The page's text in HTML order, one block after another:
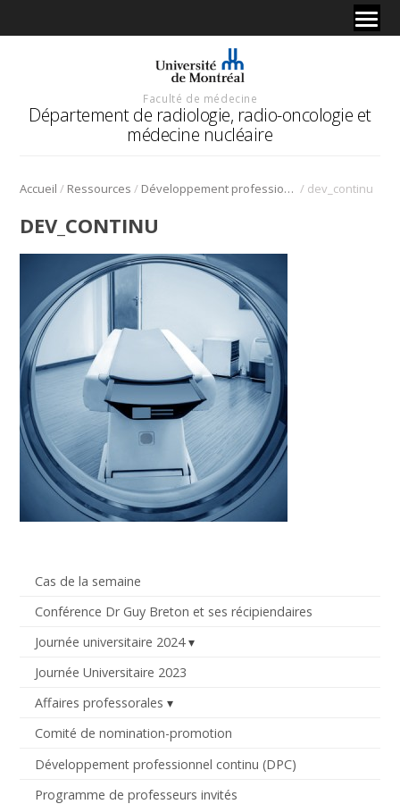
Faculté de médecine
Département de radiologie, radio-oncologie et
médecine nucléaire
Accueil / Ressources / Développement professionnel continu (DPC) / dev_continu
Cas de la semaine
Conférence Dr Guy Breton et ses récipiendaires
Journée universitaire 2024
Journée Universitaire 2023
Affaires professorales
Comité de nomination-promotion
Développement professionnel continu (DPC)
Programme de professeurs invités
DEV_CONTINU